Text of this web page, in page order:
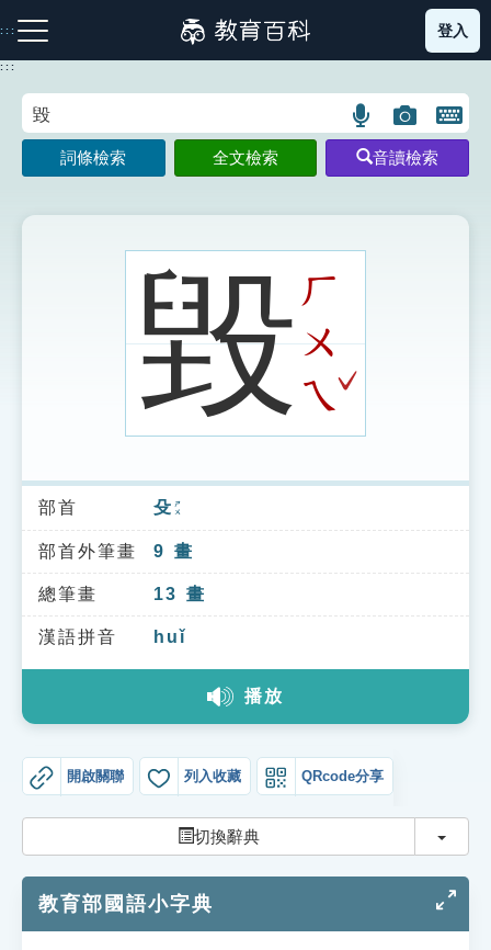
到
主
:::
注音索引圖示 筆畫索引圖示 部首索引表圖示
索引選單
知識索引
單字索引
生命大百科索引
教學應用
貓頭鷹博士
登入
:::
語
言
搜
示
圖
片
搜
開
鍵
圖
詞條檢索 全文檢索 音讀檢索
毀ㄏ
ㄨ
ㄟ
ˇ
部首 殳 ㄕㄨ
部首外筆畫 9 畫
總筆畫 13 畫
漢語拼音 huǐ
播放
開啟關聯 列入收藏 QRcode分享
切換辭典 切換
教育部國語小字典